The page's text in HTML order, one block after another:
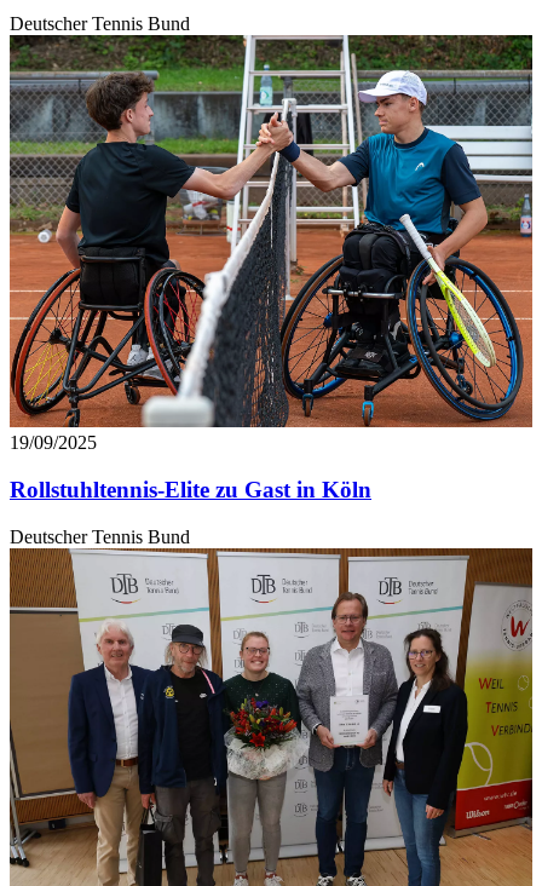
Deutscher Tennis Bund
19/09/2025
Rollstuhltennis-Elite zu Gast in Köln
Deutscher Tennis Bund